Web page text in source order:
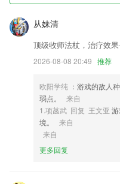
1,创建私有/共享的2265蓝牙网
2,【阅读功能】优秀阅读体验,
调节、变换阅读背景、阅读亮
转、目录书签、报错功能
3,我的班级：方便查看班级与对
4,★收藏的小说随时查看，更新
5,数据安全：NOC专家24小时
外网多层分离，SSL、TLS加密
6,丰富趣味的课后强化练习，
子在激励中勇敢开口；
从妹清
顶级牧师法杖，治疗效
2026-08-08 20:49 推荐
欧阳学纯 ：游戏的敌人
弱点。
来自
1.项菡武 回复 王文亚
境。
来自
来自
更多回复